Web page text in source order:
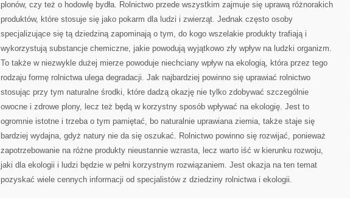
plonów, czy też o hodowlę bydła. Rolnictwo przede wszystkim zajmuje się uprawą różnorakich
produktów, które stosuje się jako pokarm dla ludzi i zwierząt. Jednak często osoby
specjalizujące się tą dziedziną zapominają o tym, do kogo wszelakie produkty trafiają i
wykorzystują substancje chemiczne, jakie powodują wyjątkowo zły wpływ na ludzki organizm.
To także w niezwykle dużej mierze powoduje niechciany wpływ na ekologią, która przez tego
rodzaju formę rolnictwa ulega degradacji. Jak najbardziej powinno się uprawiać rolnictwo
stosując przy tym naturalne środki, które dadzą okazję nie tylko zdobywać szczególnie
owocne i zdrowe plony, lecz też będą w korzystny sposób wpływać na ekologię. Jest to
ogromnie istotne i trzeba o tym pamiętać, bo naturalnie uprawiana ziemia, także staje się
bardziej wydajna, gdyż natury nie da się oszukać. Rolnictwo powinno się rozwijać, ponieważ
zapotrzebowanie na różne produkty nieustannie wzrasta, lecz warto iść w kierunku rozwoju,
jaki dla ekologii i ludzi będzie w pełni korzystnym rozwiązaniem. Jest okazja na ten temat
pozyskać wiele cennych informacji od specjalistów z dziedziny rolnictwa i ekologii.